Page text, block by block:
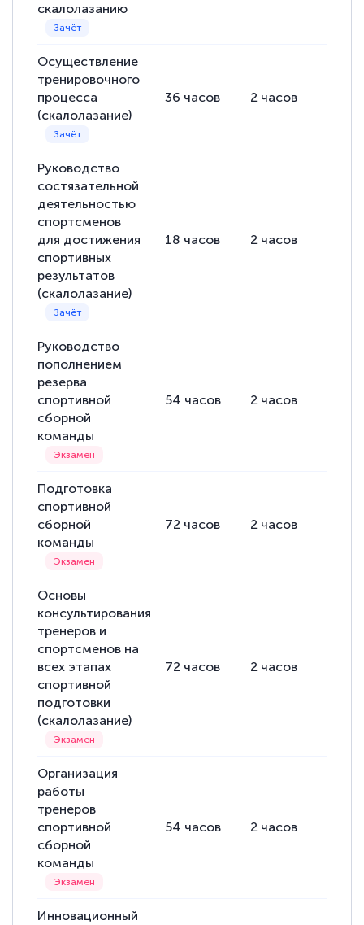
скалолазанию
Осуществление
тренировочного
процесса
(скалолазание)
36 часов 2 часов
Руководство
состязательной
деятельностью
спортсменов
для достижения
спортивных
результатов
(скалолазание)
18 часов 2 часов
Руководство
пополнением
резерва
спортивной
сборной
команды
54 часов 2 часов
Подготовка
спортивной
сборной
команды
72 часов 2 часов
Основы
консультирования
тренеров и
спортсменов на
всех этапах
спортивной
подготовки
(скалолазание)
72 часов 2 часов
Организация
работы
тренеров
спортивной
сборной
команды
54 часов 2 часов
Инновационный